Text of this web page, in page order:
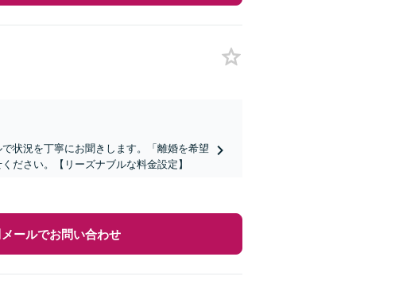
状況を丁寧にお聞きします。「離婚を希望
ださい。【リーズナブルな料金設定】
メールでお問い合わせ